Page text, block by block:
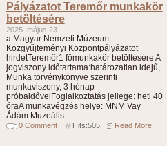
Pályázatot Teremőr munkakör
betöltésére
2025. május 23.
a Magyar Nemzeti Múzeum
Közgyűjteményi Központpályázatot
hirdetTeremőr1 főmunkakör betöltésére A
jogviszony időtartama:határozatlan idejű,
Munka törvénykönyve szerinti
munkaviszony, 3 hónap
próbaidővelFoglalkoztatás jellege: heti 40
óraA munkavégzés helye: MNM Vay
Ádám Muzeális...
0 Comment Hits:505 Read More...